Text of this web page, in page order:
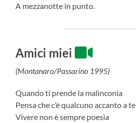
A mezzanotte in punto.
Amici miei
(Montanaro/Passarino 1995)
Quando ti prende la malinconia
Pensa che c’è qualcuno accanto a te
Vivere non è sempre poesia